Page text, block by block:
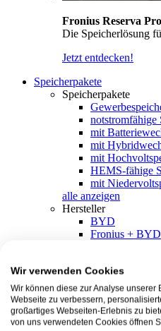
Fronius Reserva Pro
Die Speicherlösung
Jetzt entdecken!
Speicherpakete
Speicherpakete
notstromfähige
mit
mit
mit
HEMS-fähige
mit
alle anzeigen
Hersteller
BYD
Fronius + BYD
SMA + BYD
EcoFlow
EcoFlow +
FENECON
FENECON +
Wir verwenden Cookies
Wir können diese zur Analyse unserer
Webseite zu verbessern,
großartiges Webseiten-Erlebnis zu
von uns verwendeten Cookies öffnen